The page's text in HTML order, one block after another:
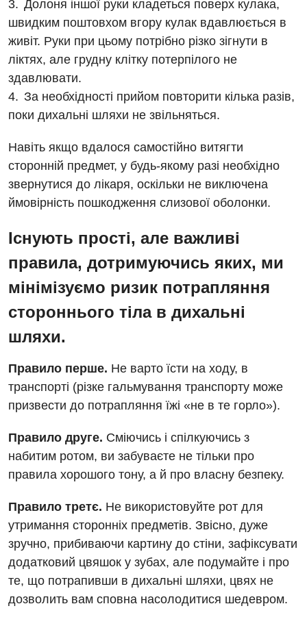
Терапія
Травматологічне відділення
Травматологія і ортопедія
Урологічне відділення
Фізіотерапія
Хірургічне відділення
Дитяча алергологія
Дитяча гастроентерологія
Дитяча неврологія
Дитяча ортопедія і травматологія
Дитяча оториноларингологія
Дитяча офтальмологія
Дитяча хірургія
Педіатрія
Долоня іншої руки кладеться поверх кулака,
швидким поштовхом вгору кулак вдавлюється в
живіт. Руки при цьому потрібно різко зігнути в
ліктях, але грудну клітку потерпілого не
здавлювати.
За необхідності прийом повторити кілька разів,
поки дихальні шляхи не звільняться.
Навіть якщо вдалося самостійно витягти
сторонній предмет, у будь-якому разі необхідно
звернутися до лікаря, оскільки не виключена
ймовірність пошкодження слизової оболонки.
Існують прості, але важливі
правила, дотримуючись яких, ми
мінімізуємо ризик потрапляння
стороннього тіла в дихальні
шляхи.
Правило перше. Не варто їсти на ходу, в
транспорті (різке гальмування транспорту може
призвести до потрапляння їжі «не в те горло»).
Правило друге. Сміючись і спілкуючись з
набитим ротом, ви забуваєте не тільки про
правила хорошого тону, а й про власну безпеку.
Правило третє. Не використовуйте рот для
утримання сторонніх предметів. Звісно, дуже
зручно, прибиваючи картину до стіни, зафіксувати
додатковий цвяшок у зубах, але подумайте і про
те, що потрапивши в дихальні шляхи, цвях не
дозволить вам сповна насолодитися шедевром.